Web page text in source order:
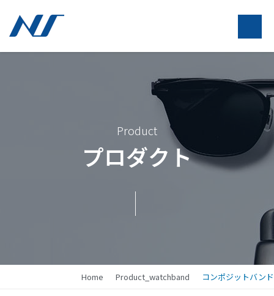
Product
プロダクト
Home Product_watchband コンポジットバンド